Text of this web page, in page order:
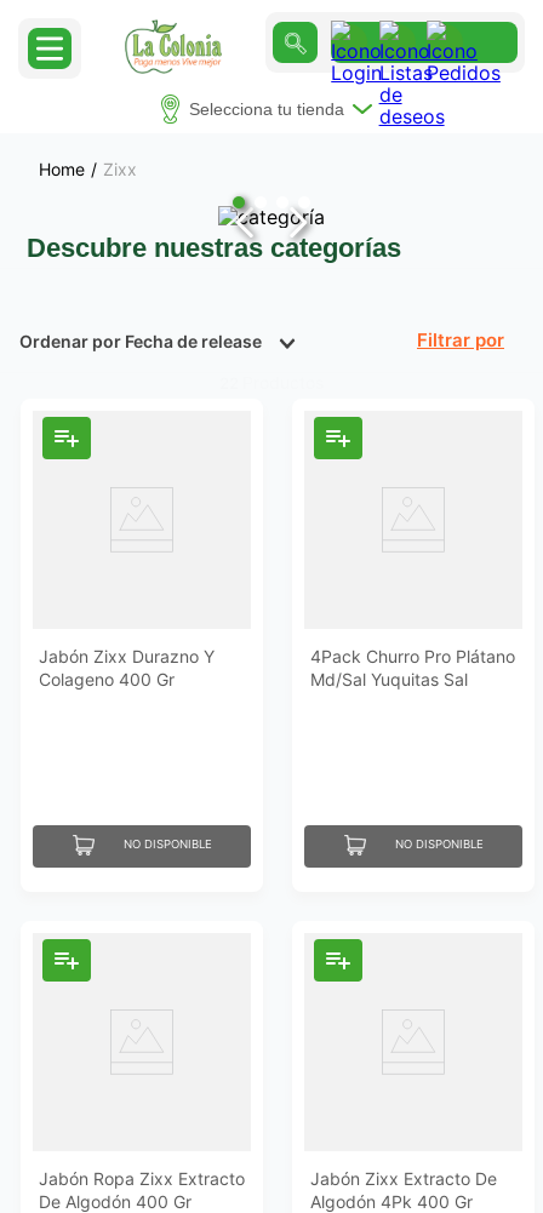
Selecciona tu tienda
Zixx
Descubre nuestras categorías
Ordenar por Fecha de release
Jabón Zixx Durazno Y
Colageno 400 Gr
NO DISPONIBLE
4Pack Churro Pro Plátano
Md/Sal Yuquitas Sal
NO DISPONIBLE
Jabón Ropa Zixx Extracto
De Algodón 400 Gr
Jabón Zixx Extracto De
Algodón 4Pk 400 Gr